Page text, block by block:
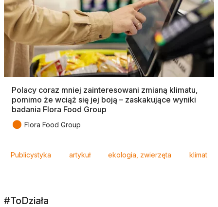
Polacy coraz mniej zainteresowani zmianą klimatu,
pomimo że wciąż się jej boją – zaskakujące wyniki
badania Flora Food Group
● Flora Food Group
Publicystyka artykuł ekologia, zwierzęta klimat
#ToDziała